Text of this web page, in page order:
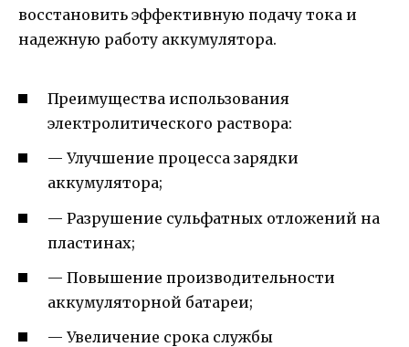
восстановить эффективную подачу тока и
надежную работу аккумулятора.
Преимущества использования
электролитического раствора:
— Улучшение процесса зарядки
аккумулятора;
— Разрушение сульфатных отложений на
пластинах;
— Повышение производительности
аккумуляторной батареи;
— Увеличение срока службы